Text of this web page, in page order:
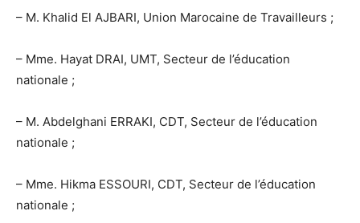
– M. Khalid El AJBARI, Union Marocaine de Travailleurs ;
– Mme. Hayat DRAI, UMT, Secteur de l’éducation
nationale ;
– M. Abdelghani ERRAKI, CDT, Secteur de l’éducation
nationale ;
– Mme. Hikma ESSOURI, CDT, Secteur de l’éducation
nationale ;